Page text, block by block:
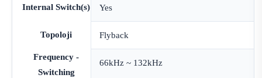
Internal Switch(s) Yes
Topoloji Flyback
Frequency -
Switching
66kHz ~ 132kHz